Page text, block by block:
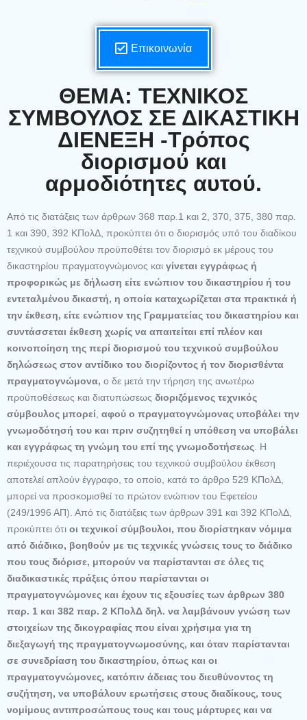
Επικοινωνία
ΘΕΜΑ: ΤΕΧΝΙΚΟΣ
ΣΥΜΒΟΥΛΟΣ ΣΕ ΔΙΚΑΣΤΙΚΗ
ΔΙΕΝΕΞΗ -Τρόπος
διορισμού και
αρμοδιότητες αυτού.
Από τις διατάξεις των άρθρων 368 παρ.1 και 2, 370, 375, 380 παρ.
1 και 390, 392 ΚΠολΔ, προκύπτει ότι ο διορισμός υπό του διαδίκου
τεχνικού συμβούλου προϋποθέτει τον διορισμό εκ μέρους του
δικαστηρίου πραγματογνώμονος και γίνεται εγγράφως ή
προφορικώς με δήλωση είτε ενώπιον του δικαστηρίου ή του
εντεταλμένου δικαστή, η οποία καταχωρίζεται στα πρακτικά ή
την έκθεση, είτε ενώπιον της Γραμματείας του δικαστηρίου και
συντάσσεται έκθεση χωρίς να απαιτείται επί πλέον και
κοινοποίηση της περί διορισμού του τεχνικού συμβούλου
δηλώσεως στον αντίδικο του διορίζοντος ή τον διορισθέντα
πραγματογνώμονα, ο δε μετά την τήρηση της ανωτέρω
προϋποθέσεως και διατυπώσεως διοριζόμενος τεχνικός
σύμβουλος μπορεί αφού ο πραγματογνώμονας υποβάλει την
γνωμοδότησή του και πριν συζητηθεί η υπόθεση να υποβάλει
και εγγράφως τη γνώμη του επί της γνωμοδοτήσεως . Η
περιέχουσα τις παρατηρήσεις του τεχνικού συμβούλου έκθεση
αποτελεί απλούν έγγραφο, το οποίο, κατά το άρθρο 529 ΚΠολΔ,
μπορεί να προσκομισθεί το πρώτον ενώπιον του Εφετείου
(249/1996 ΑΠ). Από τις διατάξεις των άρθρων 391 και 392 ΚΠολΔ,
προκύπτει ότι οι τεχνικοί σύμβουλοι, που διορίστηκαν νόμιμα
από διάδικο, βοηθούν με τις τεχνικές γνώσεις τους το διάδικο
που τους διόρισε, μπορούν να παρίστανται σε όλες τις
διαδικαστικές πράξεις όπου παρίστανται οι
πραγματογνώμονες και έχουν τις εξουσίες των άρθρων 380
παρ. 1 και 382 παρ. 2 ΚΠολΔ δηλ. να λαμβάνουν γνώση των
στοιχείων της δικογραφίας που είναι χρήσιμα για τη
διεξαγωγή της πραγματογνωμοσύνης, και όταν παρίστανται
σε συνεδρίαση του δικαστηρίου, όπως και οι
πραγματογνώμονες, κατόπιν άδειας του διευθύνοντος τη
συζήτηση, να υποβάλουν ερωτήσεις στους διαδίκους, τους
νομίμους αντιπροσώπους τους και τους μάρτυρες και να